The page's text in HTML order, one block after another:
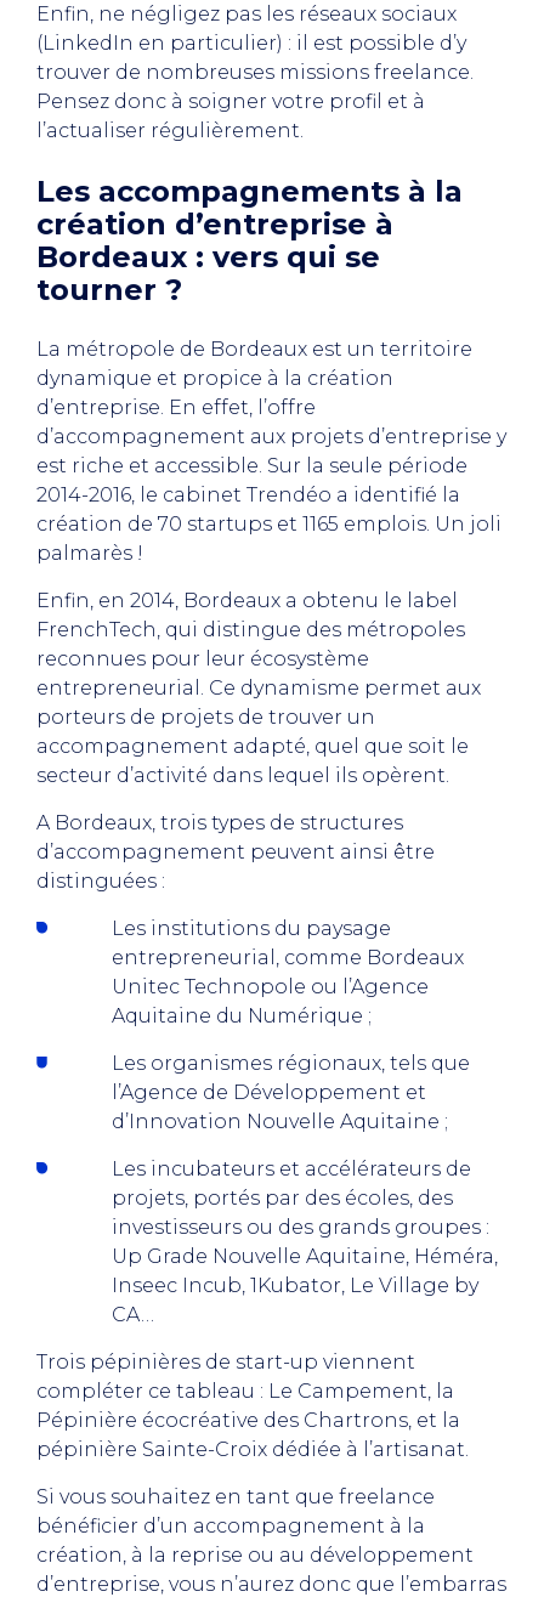
Enfin, ne négligez pas les réseaux sociaux
(LinkedIn en particulier) : il est possible d’y
trouver de nombreuses missions freelance.
Pensez donc à soigner votre profil et à
l’actualiser régulièrement.
Les accompagnements à la
création d’entreprise à
Bordeaux : vers qui se
tourner ?
La métropole de Bordeaux est un territoire
dynamique et propice à la création
d’entreprise. En effet, l’offre
d’accompagnement aux projets d’entreprise y
est riche et accessible. Sur la seule période
2014-2016, le cabinet Trendéo a identifié la
création de 70 startups et 1165 emplois. Un joli
palmarès !
Enfin, en 2014, Bordeaux a obtenu le label
FrenchTech, qui distingue des métropoles
reconnues pour leur écosystème
entrepreneurial. Ce dynamisme permet aux
porteurs de projets de trouver un
accompagnement adapté, quel que soit le
secteur d’activité dans lequel ils opèrent.
A Bordeaux, trois types de structures
d’accompagnement peuvent ainsi être
distinguées :
Les institutions du paysage
entrepreneurial, comme Bordeaux
Unitec Technopole ou l’Agence
Aquitaine du Numérique ;
Les organismes régionaux, tels que
l’Agence de Développement et
d’Innovation Nouvelle Aquitaine ;
Les incubateurs et accélérateurs de
projets, portés par des écoles, des
investisseurs ou des grands groupes :
Up Grade Nouvelle Aquitaine, Héméra,
Inseec Incub, 1Kubator, Le Village by
CA…
Trois pépinières de start-up viennent
compléter ce tableau : Le Campement, la
Pépinière écocréative des Chartrons, et la
pépinière Sainte-Croix dédiée à l’artisanat.
Si vous souhaitez en tant que freelance
bénéficier d’un accompagnement à la
création, à la reprise ou au développement
d’entreprise, vous n’aurez donc que l’embarras